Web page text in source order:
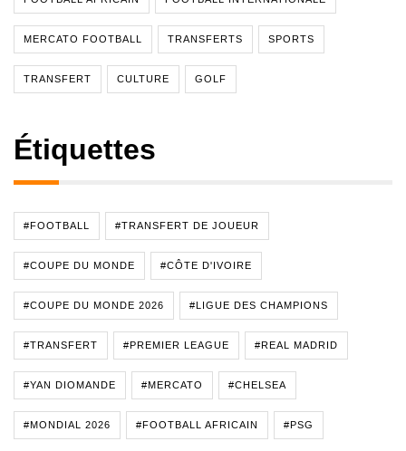
MERCATO FOOTBALL TRANSFERTS SPORTS
TRANSFERT CULTURE GOLF
Étiquettes
#FOOTBALL #TRANSFERT DE JOUEUR
#COUPE DU MONDE #CÔTE D'IVOIRE
#COUPE DU MONDE 2026 #LIGUE DES CHAMPIONS
#TRANSFERT #PREMIER LEAGUE #REAL MADRID
#YAN DIOMANDE #MERCATO #CHELSEA
#MONDIAL 2026 #FOOTBALL AFRICAIN #PSG